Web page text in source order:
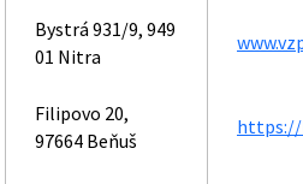
Bystrá 931/9, 949
01 Nitra
Filipovo 20,
97664 Beňuš
https://